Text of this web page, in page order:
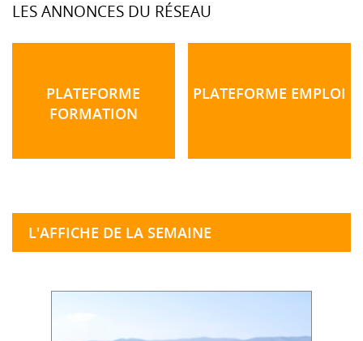
LES ANNONCES DU RÉSEAU
PLATEFORME
FORMATION
PLATEFORME EMPLOI
L'AFFICHE DE LA SEMAINE